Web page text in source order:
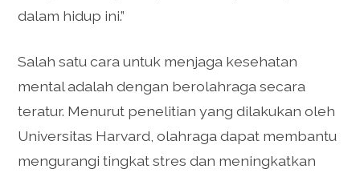
dalam hidup ini.”
Salah satu cara untuk menjaga kesehatan
mental adalah dengan berolahraga secara
teratur. Menurut penelitian yang dilakukan oleh
Universitas Harvard, olahraga dapat membantu
mengurangi tingkat stres dan meningkatkan